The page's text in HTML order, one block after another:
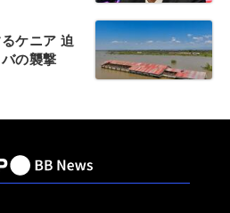
ケニア 迫
の襲撃